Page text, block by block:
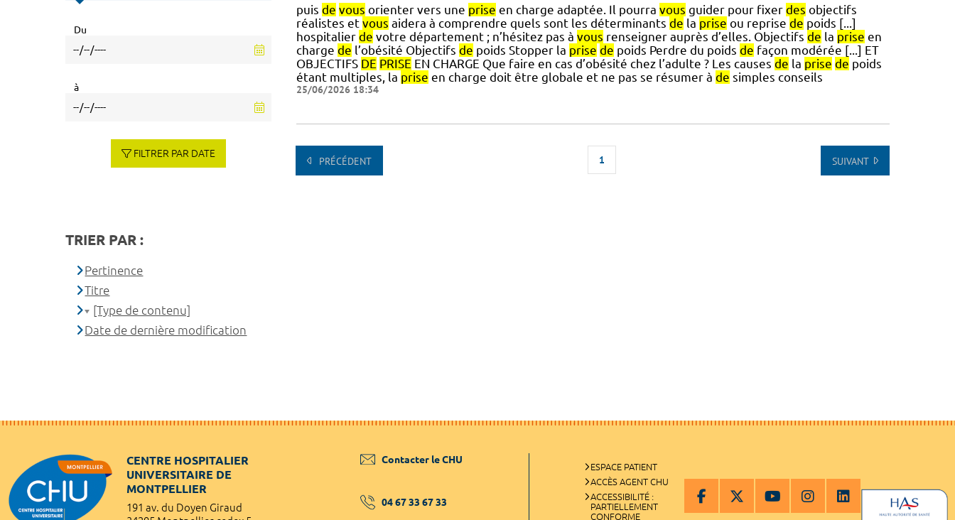
puis de vous orienter vers une prise en charge adaptée. Il pourra vous guider pour fixer des objectifs
réalistes et vous aidera à comprendre quels sont les déterminants de la prise ou reprise de poids [...]
hospitalier de votre département ; n’hésitez pas à vous renseigner auprès d’elles. Objectifs de la prise en
charge de l’obésité Objectifs de poids Stopper la prise de poids Perdre du poids de façon modérée [...] ET
OBJECTIFS DE PRISE EN CHARGE Que faire en cas d’obésité chez l’adulte ? Les causes de la prise de poids
étant multiples, la prise en charge doit être globale et ne pas se résumer à de simples conseils
25/06/2026 18:34
PRÉCÉDENT 1 SUIVANT
Du
à
FILTRER PAR DATE
TRIER PAR :
Pertinence
Titre
[Type de contenu]
Date de dernière modification
CENTRE HOSPITALIER
UNIVERSITAIRE DE
MONTPELLIER
191 av. du Doyen Giraud
Contacter le CHU
04 67 33 67 33
ESPACE PATIENT
ACCÈS AGENT CHU
ACCESSIBILITÉ :
PARTIELLEMENT
CONFORME